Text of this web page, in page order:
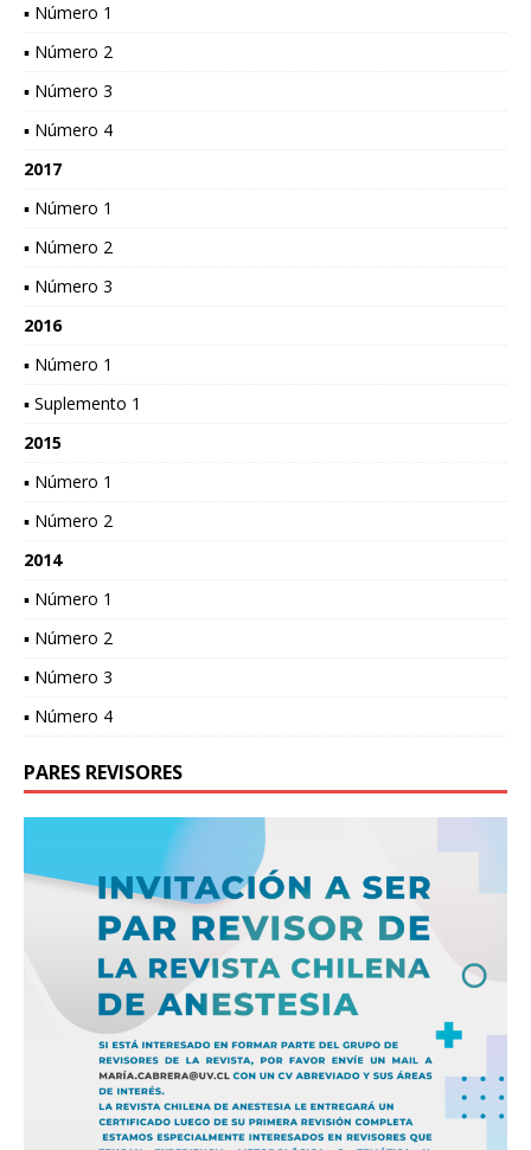
▪ Número 1
▪ Número 2
▪ Número 3
▪ Número 4
2017
▪ Número 1
▪ Número 2
▪ Número 3
2016
▪ Número 1
▪ Suplemento 1
2015
▪ Número 1
▪ Número 2
2014
▪ Número 1
▪ Número 2
▪ Número 3
▪ Número 4
PARES REVISORES